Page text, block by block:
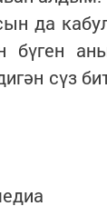
да
бүген
сүз